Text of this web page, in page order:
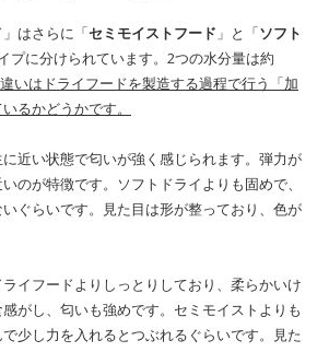
はさらに「セミモイストフード 」と「ソフト
プに分けられています。2つの水分量は約
違いはドライフードを製造する過程で行う「加
るかどうかです。
近い状態で匂いが強く感じられます。弾力が
のが特徴です。ソフトドライよりも固めで、
ぐらいです。見た目は形が整っており、色が
イフードよりしっとりしており、柔らかいけ
がし、匂いも強めです。セミモイストよりも
少し力を入れるとつぶれるぐらいです。見た